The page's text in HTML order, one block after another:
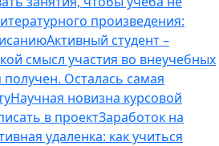
произведения:
Активный студент –
смысл участия во внеучебных
Осталась самая
Научная новизна курсовой
в проектЗаработок на
удаленка: как учиться